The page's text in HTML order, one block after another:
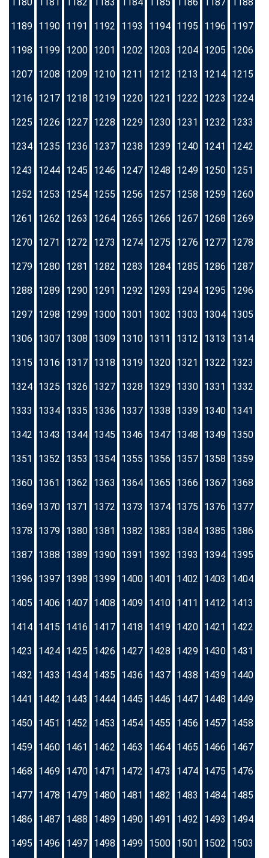
1189 1190 1191 1192 1193 1194 1195 1196 1197
1198 1199 1200 1201 1202 1203 1204 1205 1206
1207 1208 1209 1210 1211 1212 1213 1214 1215
1216 1217 1218 1219 1220 1221 1222 1223 1224
1225 1226 1227 1228 1229 1230 1231 1232 1233
1234 1235 1236 1237 1238 1239 1240 1241 1242
1243 1244 1245 1246 1247 1248 1249 1250 1251
1252 1253 1254 1255 1256 1257 1258 1259 1260
1261 1262 1263 1264 1265 1266 1267 1268 1269
1270 1271 1272 1273 1274 1275 1276 1277 1278
1279 1280 1281 1282 1283 1284 1285 1286 1287
1288 1289 1290 1291 1292 1293 1294 1295 1296
1297 1298 1299 1300 1301 1302 1303 1304 1305
1306 1307 1308 1309 1310 1311 1312 1313 1314
1315 1316 1317 1318 1319 1320 1321 1322 1323
1324 1325 1326 1327 1328 1329 1330 1331 1332
1333 1334 1335 1336 1337 1338 1339 1340 1341
1342 1343 1344 1345 1346 1347 1348 1349 1350
1351 1352 1353 1354 1355 1356 1357 1358 1359
1360 1361 1362 1363 1364 1365 1366 1367 1368
1369 1370 1371 1372 1373 1374 1375 1376 1377
1378 1379 1380 1381 1382 1383 1384 1385 1386
1387 1388 1389 1390 1391 1392 1393 1394 1395
1396 1397 1398 1399 1400 1401 1402 1403 1404
1405 1406 1407 1408 1409 1410 1411 1412 1413
1414 1415 1416 1417 1418 1419 1420 1421 1422
1423 1424 1425 1426 1427 1428 1429 1430 1431
1432 1433 1434 1435 1436 1437 1438 1439 1440
1441 1442 1443 1444 1445 1446 1447 1448 1449
1450 1451 1452 1453 1454 1455 1456 1457 1458
1459 1460 1461 1462 1463 1464 1465 1466 1467
1468 1469 1470 1471 1472 1473 1474 1475 1476
1477 1478 1479 1480 1481 1482 1483 1484 1485
1486 1487 1488 1489 1490 1491 1492 1493 1494
1495 1496 1497 1498 1499 1500 1501 1502 1503